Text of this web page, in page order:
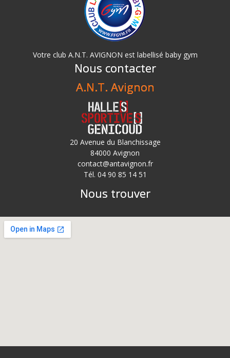
Votre club A.N.T. AVIGNON est labellisé baby gym
Nous contacter
A.N.T. Avignon
20 Avenue du Blanchissage
84000 Avignon
contact@antavignon.fr
Tél. 04 90 85 14 51
Nous trouver